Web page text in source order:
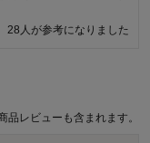
28人が参考になりました
かり痛む場合がござ
千趣会 担当者
レビューも含まれます。